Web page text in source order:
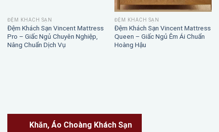
ĐỆM KHÁCH SẠN
Đệm Khách Sạn Vincent Mattress
Pro – Giấc Ngủ Chuyên Nghiệp,
Nâng Chuẩn Dịch Vụ
ĐỆM KHÁCH SẠN
Đệm Khách Sạn Vincent Mattress
Queen – Giấc Ngủ Êm Ái Chuẩn
Hoàng Hậu
Khăn, Áo Choàng Khách Sạn